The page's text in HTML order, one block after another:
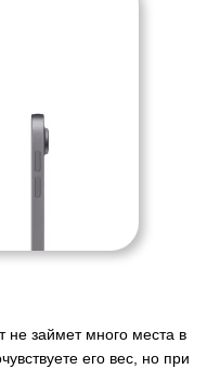
не займет много места в
его вес, но при